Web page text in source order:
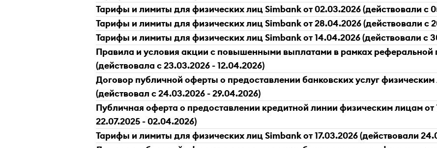
Тарифы и лимиты для физических лиц Simbank от 02.03.2026 (действовали с
Тарифы и лимиты для физических лиц Simbank от 28.04.2026 (действовали с
Тарифы и лимиты для физических лиц Simbank от 14.04.2026 (действовали с
Правила и условия акции с повышенными выплатами в рамках реферальной
(действовала с 23.03.2026 - 12.04.2026)
Договор публичной оферты о предоставлении банковских услуг физическим
(действовал с 24.03.2026 - 29.04.2026)
Публичная оферта о предоставлении кредитной линии физическим лицам от
22.07.2025 - 02.04.2026)
Тарифы и лимиты для физических лиц Simbank от 17.03.2026 (действовали